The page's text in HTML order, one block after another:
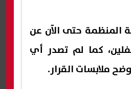
المنظمة حتى الآن عن
كما لم تصدر أي
ملابسات القرار.